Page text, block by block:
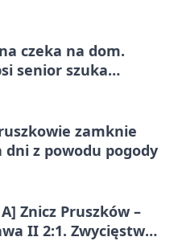
czeka na dom.
senior szuka
zamknie
dni z powodu pogody
Znicz Pruszków –
II 2:1. Zwycięstwo